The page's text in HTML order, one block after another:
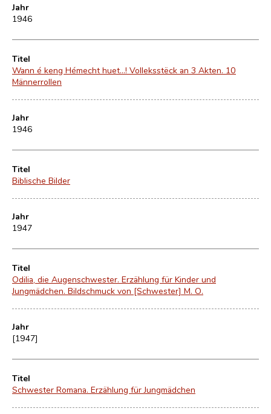
Jahr
1946
Titel
Wann é keng Hémecht huet...! Volleksstëck an 3 Akten. 10
Männerrollen
Jahr
1946
Titel
Biblische Bilder
Jahr
1947
Titel
Odilia, die Augenschwester. Erzählung für Kinder und
Jungmädchen. Bildschmuck von [Schwester] M. O.
Jahr
[1947]
Titel
Schwester Romana. Erzählung für Jungmädchen